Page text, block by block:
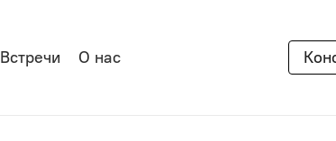
Встречи О нас